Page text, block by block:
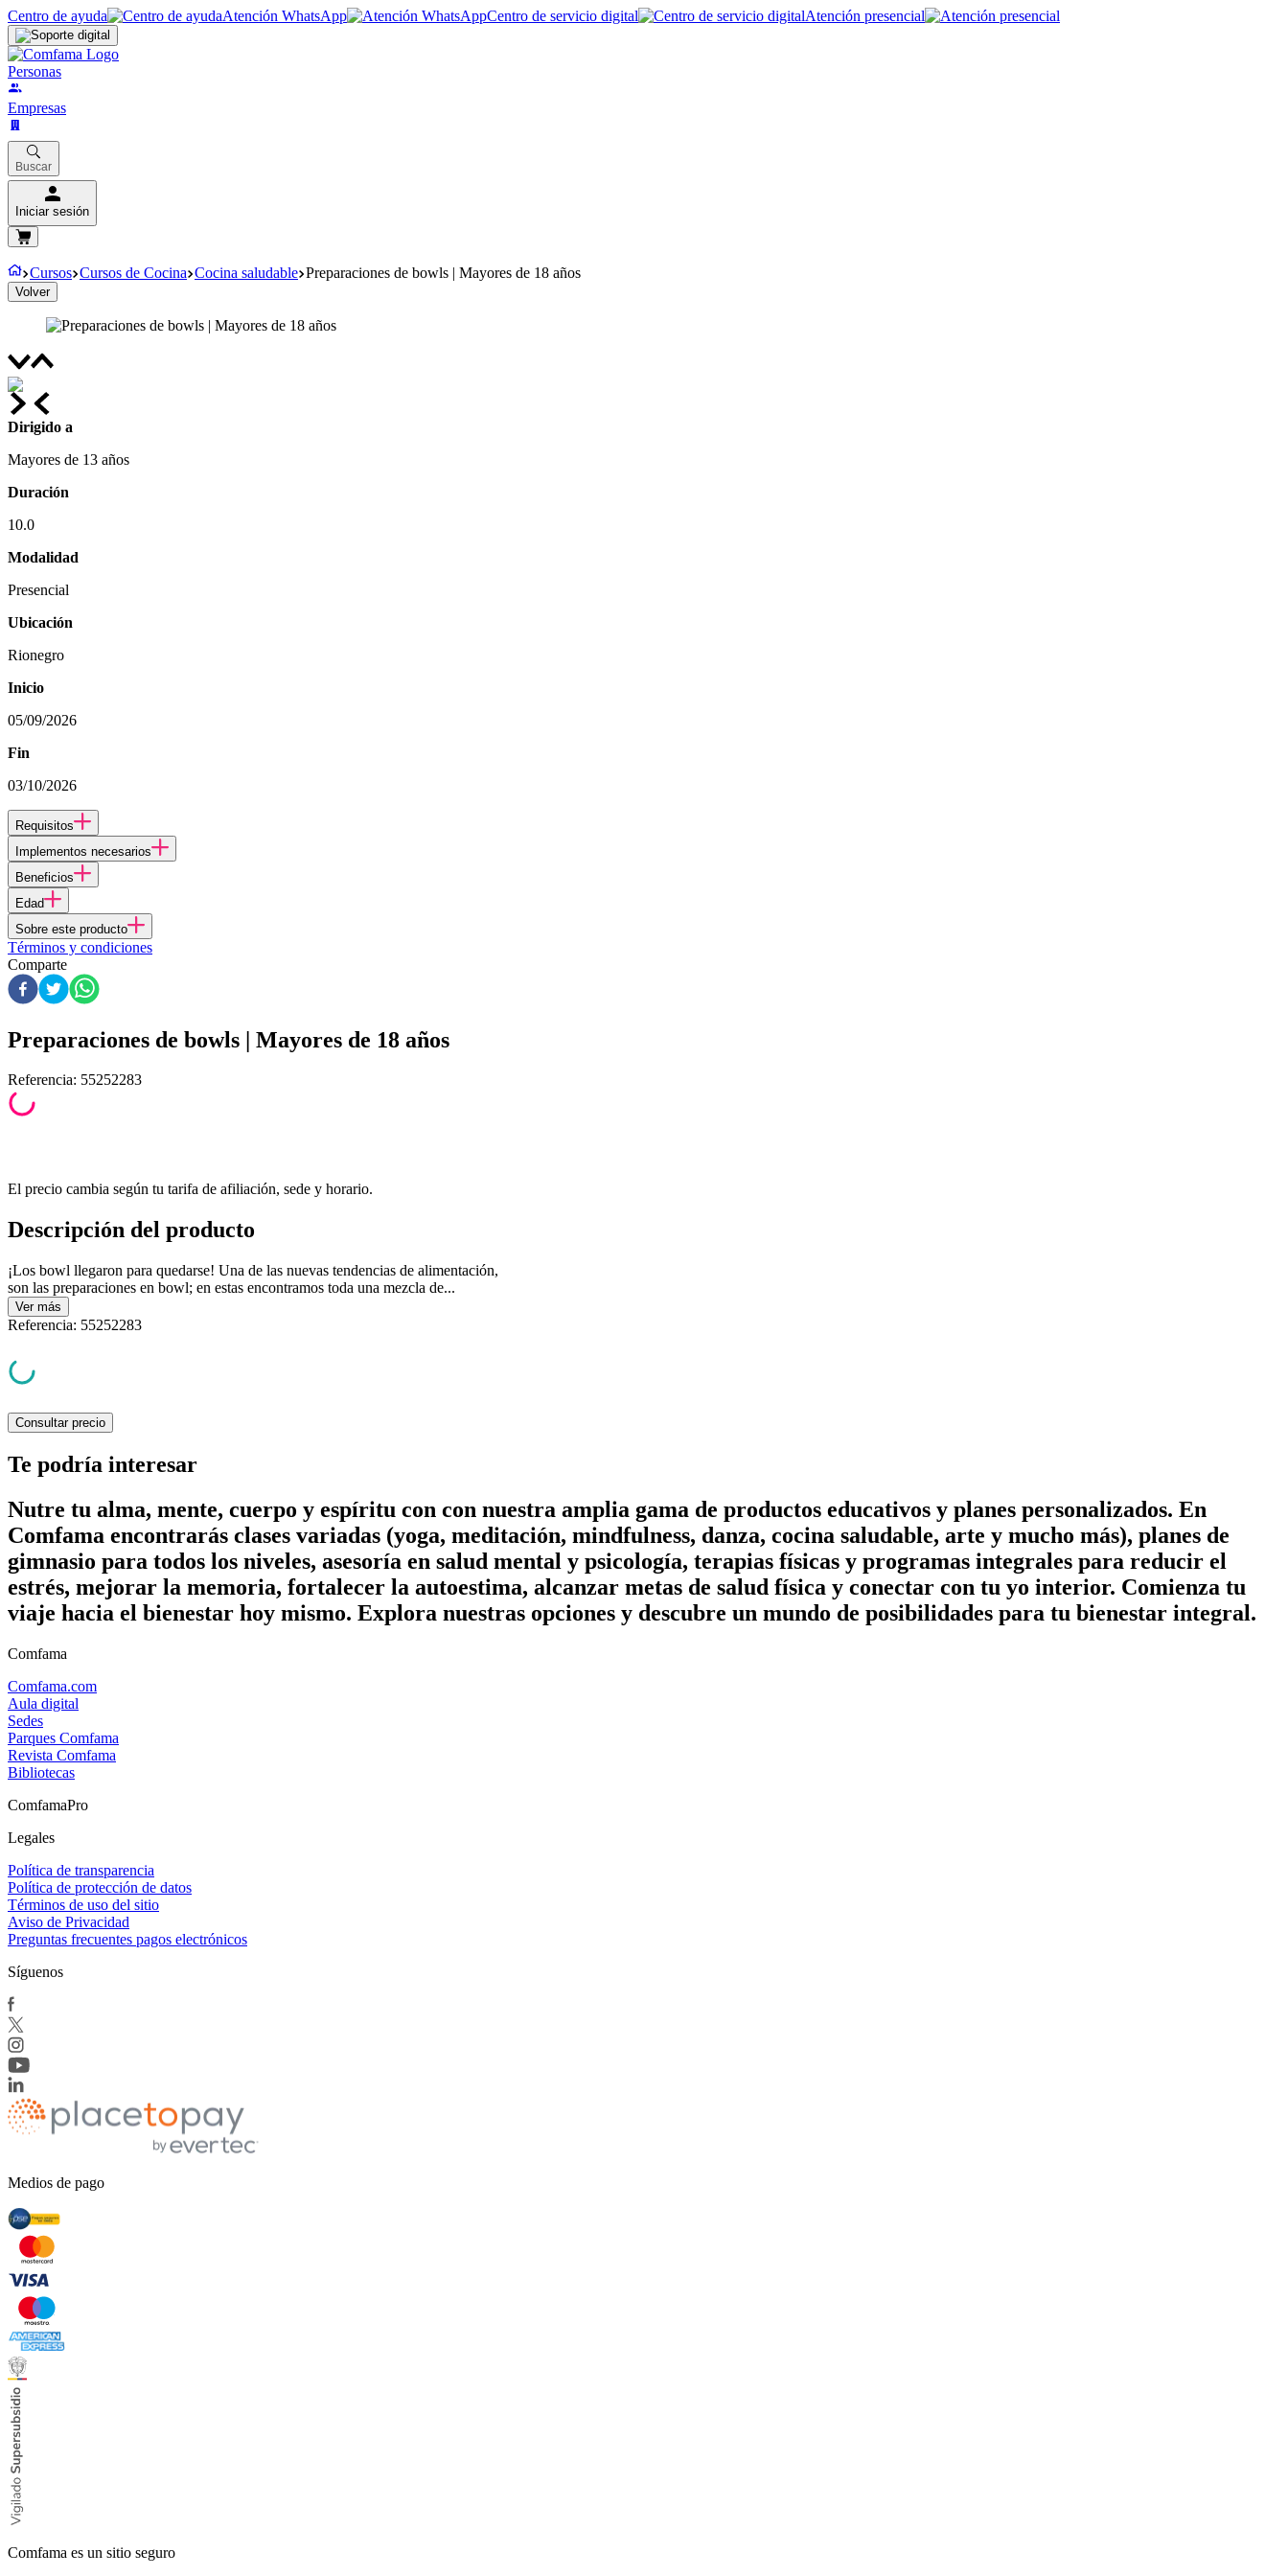
Centro de ayuda Atención WhatsApp Centro de servicio digital Atención presencial
Personas
Empresas
Buscar
Iniciar sesión
Cursos Cursos de Cocina Cocina saludable Preparaciones de bowls | Mayores de 18 años
Volver
Dirigido a
Mayores de 13 años
Duración
10.0
Modalidad
Presencial
Ubicación
Rionegro
Inicio
05/09/2026
Fin
03/10/2026
Requisitos
Implementos necesarios
Beneficios
Edad
Sobre este producto
Términos y condiciones
Comparte
Preparaciones de bowls | Mayores de 18 años
Referencia: 55252283
El precio cambia según tu tarifa de afiliación, sede y horario.
Descripción del producto
¡Los bowl llegaron para quedarse! Una de las nuevas tendencias de alimentación,
son las preparaciones en bowl; en estas encontramos toda una mezcla de...
Ver más
Referencia: 55252283
Consultar precio
Te podría interesar
Nutre tu alma, mente, cuerpo y espíritu con con nuestra amplia gama de productos educativos y planes personalizados. En
Comfama encontrarás clases variadas (yoga, meditación, mindfulness, danza, cocina saludable, arte y mucho más), planes de
gimnasio para todos los niveles, asesoría en salud mental y psicología, terapias físicas y programas integrales para reducir el
estrés, mejorar la memoria, fortalecer la autoestima, alcanzar metas de salud física y conectar con tu yo interior. Comienza tu
viaje hacia el bienestar hoy mismo. Explora nuestras opciones y descubre un mundo de posibilidades para tu bienestar integral.
Comfama
Comfama.com
Aula digital
Sedes
Parques Comfama
Revista Comfama
Bibliotecas
ComfamaPro
Legales
Política de transparencia
Política de protección de datos
Términos de uso del sitio
Aviso de Privacidad
Preguntas frecuentes pagos electrónicos
Síguenos
Medios de pago
Comfama es un sitio seguro